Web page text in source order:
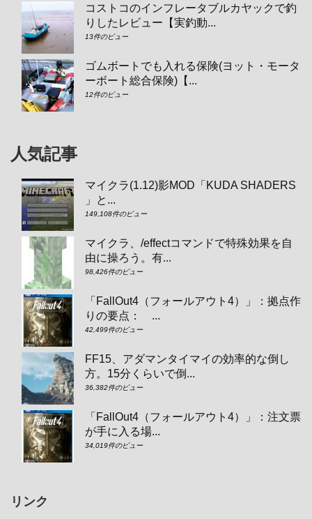
コストコのインフレータブルカヤックで釣
りしたレビュー【実釣動...
13件のビュー
ゴムボートでも入れる保険(ヨット・モータ
ーボート総合保険)【...
12件のビュー
人気記事
マイクラ(1.12)影MOD「KUDA SHADERS
」と...
149,108件のビュー
マイクラ、/effectコマンドで特殊効果を自
由に操ろう。有...
98,426件のビュー
「FallOut4（フォールアウト4）」：拠点作
りの要点： ...
42,499件のビュー
FF15、アダマンタイマイの効率的な倒し
方。15分くらいで倒...
36,382件のビュー
「FallOut4（フォールアウト4）」：注文票
が手に入る場...
34,019件のビュー
リンク